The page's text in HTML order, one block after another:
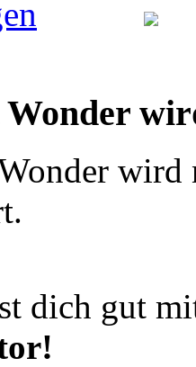
dich gut